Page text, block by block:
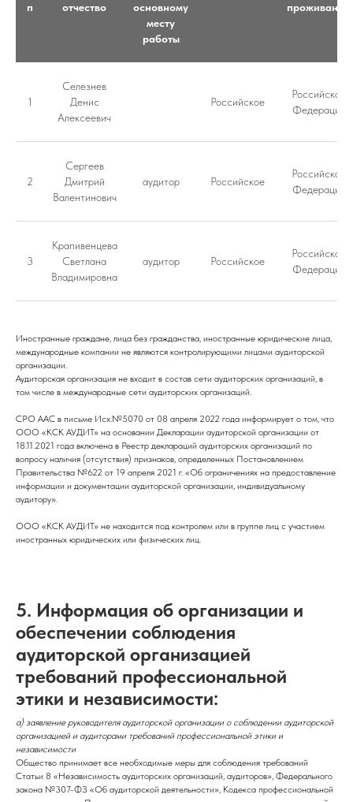
п
отчество
основному
месту
работы
проживания
1
Селезнев
Денис
Алексеевич
Российское
Российская
Федерация
2
Сергеев
Дмитрий
Валентинович
аудитор Российское
Российская
Федерация
3
Крапивенцева
Светлана
Владимировна
аудитор Российское
Российская
Федерация
Иностранные граждане, лица без гражданства, иностранные юридические лица,
международные компании не являются контролирующими лицами аудиторской
организации.
Аудиторская организация не входит в состав сети аудиторских организаций, в
том числе в международные сети аудиторских организаций.
СРО ААС в письме Исх.№5070 от 08 апреля 2022 года информирует о том, что
ООО «КСК АУДИТ» на основании Декларации аудиторской организации от
18.11.2021 года включена в Реестр деклараций аудиторских организаций по
вопросу наличия (отсутствия) признаков, определенных Постановлением
Правительства №622 от 19 апреля 2021 г. «Об ограничениях на предоставление
информации и документации аудиторской организации, индивидуальному
аудитору».
ООО «КСК АУДИТ» не находится под контролем или в группе лиц с участием
иностранных юридических или физических лиц.
5. Информация об организации и
обеспечении соблюдения
аудиторской организацией
требований профессиональной
этики и независимости:
а) заявление руководителя аудиторской организации о соблюдении аудиторской
организацией и аудиторами требований профессиональной этики и
независимости
Общество принимает все необходимые меры для соблюдения требований
Статьи 8 «Независимость аудиторских организаций, аудиторов», Федерального
закона №307-ФЗ «Об аудиторской деятельности», Кодекса профессиональной